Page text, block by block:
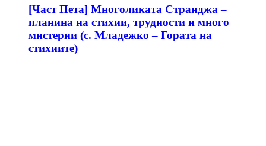
[Част Пета] Многоликата Странджа –
планина на стихии, трудности и много
мистерии (с. Младежко – Гората на
стихиите)